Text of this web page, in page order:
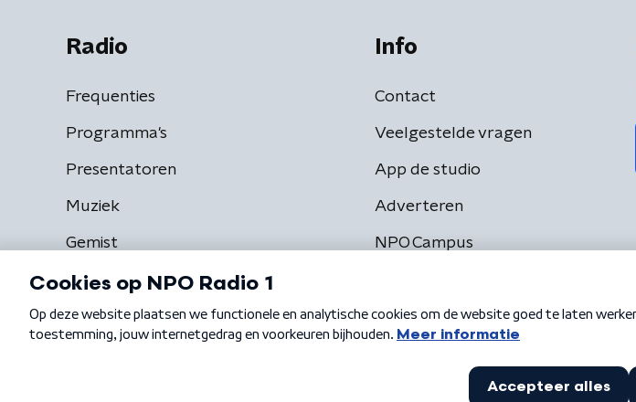
Radio
Frequenties
Programma's
Presentatoren
Muziek
Gemist
Info
Contact
Veelgestelde vragen
App de studio
Adverteren
NPO Campus
Algemene voorwaarden Privacybeleid